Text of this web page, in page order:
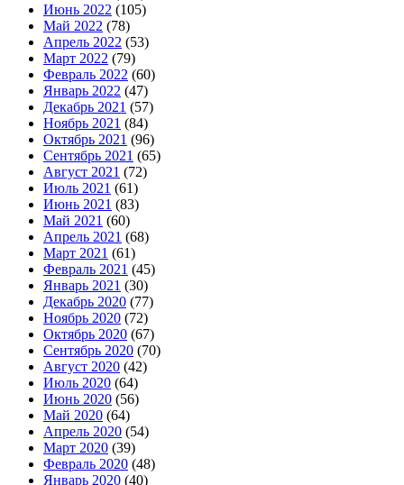
Июнь 2022 (105)
Май 2022 (78)
Апрель 2022 (53)
Март 2022 (79)
Февраль 2022 (60)
Январь 2022 (47)
Декабрь 2021 (57)
Ноябрь 2021 (84)
Октябрь 2021 (96)
Сентябрь 2021 (65)
Август 2021 (72)
Июль 2021 (61)
Июнь 2021 (83)
Май 2021 (60)
Апрель 2021 (68)
Март 2021 (61)
Февраль 2021 (45)
Январь 2021 (30)
Декабрь 2020 (77)
Ноябрь 2020 (72)
Октябрь 2020 (67)
Сентябрь 2020 (70)
Август 2020 (42)
Июль 2020 (64)
Июнь 2020 (56)
Май 2020 (64)
Апрель 2020 (54)
Март 2020 (39)
Февраль 2020 (48)
Январь 2020 (40)